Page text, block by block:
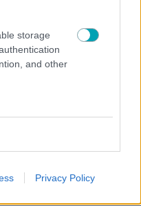
storage
and other
Privacy Policy
Κωνσταντάρας:
στα social media